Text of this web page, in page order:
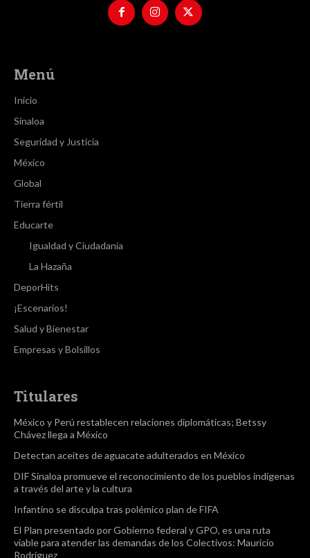
Menú
Inicio
Sinaloa
Seguridad y Justicia
México
Global
Tierra fértil
Educarte
Igualdad y Ciudadanía
La Hazaña
DeporHits
¡Escenarios!
Salud y Bienestar
Empresas y Bolsillos
Titulares
México y Perú restablecen relaciones diplomáticas; Betssy
Chávez llega a México
Detectan aceites de aguacate adulterados en México
DIF Sinaloa promueve el reconocimiento de los pueblos indígenas
a través del arte y la cultura
Infantino se disculpa tras polémico plan de FIFA
El Plan presentado por Gobierno federal y GPO, es una ruta
viable para atender las demandas de los Colectivos: Mauricio
Rodríguez